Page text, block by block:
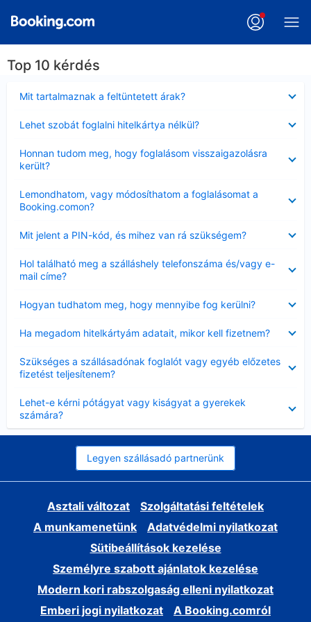
Top 10 kérdés
Mit tartalmaznak a feltüntetett árak?
Lehet szobát foglalni hitelkártya nélkül?
Honnan tudom meg, hogy foglalásom visszaigazolásra
került?
Lemondhatom, vagy módosíthatom a foglalásomat a
Booking.comon?
Mit jelent a PIN-kód, és mihez van rá szükségem?
Hol található meg a szálláshely telefonszáma és/vagy e-
mail címe?
Hogyan tudhatom meg, hogy mennyibe fog kerülni?
Ha megadom hitelkártyám adatait, mikor kell fizetnem?
Szükséges a szállásadónak foglalót vagy egyéb előzetes
fizetést teljesítenem?
Lehet-e kérni pótágyat vagy kiságyat a gyerekek
számára?
Legyen szállásadó partnerünk
Asztali változat
Szolgáltatási feltételek
A munkamenetünk
Adatvédelmi nyilatkozat
Sütibeállítások kezelése
Személyre szabott ajánlatok kezelése
Modern kori rabszolgaság elleni nyilatkozat
Emberi jogi nyilatkozat
A Booking.comról